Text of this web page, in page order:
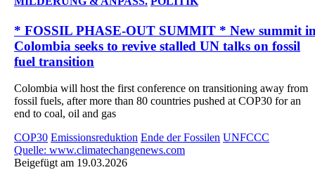
* FOSSIL PHASE-OUT SUMMIT * New summit
Colombia seeks to revive stalled UN talks on fossil
fuel transition
Colombia will host the first conference on transitioning away from
fossil fuels, after more than 80 countries pushed at COP30 for an
end to coal, oil and gas
COP30 Emissionsreduktion Ende der Fossilen UNFCCC
Quelle: www.climatechangenews.com
Beigefügt am 19.03.2026